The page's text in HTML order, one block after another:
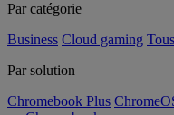
Par catégorie
Business Cloud gaming
Par solution
Chromebook Plus